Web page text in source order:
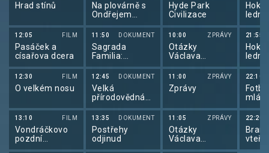
Hrad stínů
12:05 FILM
Pasáček a
císařova dcera
12:30 FILM
O velkém nosu
13:10 FILM
Vondráčkovo
pozdní
odpoledne
Na plovárně s
Ondřejem
Roskovcem
11:50 DOKUMENT
Sagrada
Familia:
Gaudího výzva
12:45 DOKUMENT
Velká
přírodovědná
dobrodružství
Davida
Attenborougha
(1/3)
13:35 DOKUMENT
Postřehy
odjinud
Hyde Park
Civilizace
10:00 ZPRÁVY
Otázky
Václava
Moravce
11:00 ZPRÁVY
Zprávy
11:05 ZPRÁVY
Otázky
Václava
Moravce
21:55
22:10
2025
22:20